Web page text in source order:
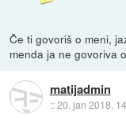
Če ti govoriš o meni,
menda ja ne govoriva
matijadmin
::20. jan 2018,